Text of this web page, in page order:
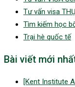
Tư vấn visa
Tìm kiếm học
Trại hè quốc tế
Bài viết mới
[Kent Institute